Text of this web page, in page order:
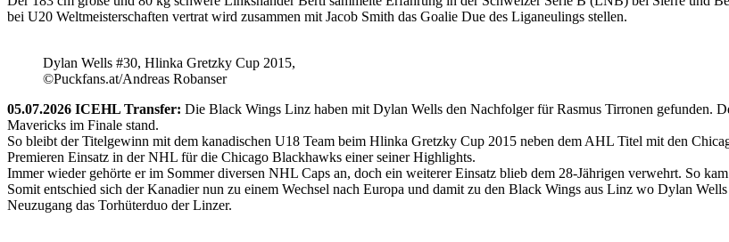
bei U20 Weltmeisterschaften vertrat wird zusammen mit Jacob Smith das Goalie Due des Liganeulings stellen.
Dylan Wells #30, Hlinka Gretzky Cup 2015,
©Puckfans.at/Andreas Robanser
05.07.2026 ICEHL Transfer: Die Black Wings Linz haben mit Dylan Wells den Nachfolger für Rasmus Tirronen gefunden.
Mavericks im Finale stand.
So bleibt der Titelgewinn mit dem kanadischen U18 Team beim Hlinka Gretzky Cup 2015 neben dem AHL Titel mit den
Premieren Einsatz in der NHL für die Chicago Blackhawks einer seiner Highlights.
Immer wieder gehörte er im Sommer diversen NHL Caps an, doch ein weiterer Einsatz blieb dem 28-Jährigen verwehrt. So
Somit entschied sich der Kanadier nun zu einem Wechsel nach Europa und damit zu den Black Wings aus Linz wo Dylan
Neuzugang das Torhüterduo der Linzer.